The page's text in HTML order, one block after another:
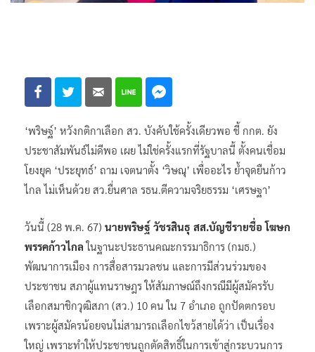
‘พริษฐ์’ หวังกติกาเลือก สว. บังคับใช้ครั้งเดียวพอ ชี้ กกต. ยัง
ประชาสัมพันธ์ไม่ดีพอ เผย ไม่ใช่ครั้งแรกที่รัฐบาลนี้ ตั้งคนเชื่อม
โยงยุค ‘ประยุทธ์’ ถาม เจตนาตั้ง ‘วิษณุ’ เพื่ออะไร ย้ำจุดยืนก้าว
ไกล ไม่เห็นด้วย สว.ยื่นศาล รธน.ตีความจริยธรรม ‘เศรษฐา’
วันนี้ (28 พ.ค. 67) นายพริษฐ์ วัชรสินธุ สส.บัญชีรายชื่อ โฆษก
พรรคก้าวไกล ในฐานะประธานคณะกรรมาธิการ (กมธ.)
พัฒนาการเมือง การสื่อสารมวลชน และการมีส่วนร่วมของ
ประชาชน สภาผู้แทนราษฎร ให้สัมภาษณ์ถึงกรณีมีผู้สมัครรับ
เลือกสมาชิกวุฒิสภา (สว.) 10 คน ใน 7 อำเภอ ถูกปัดตกรอบ
เพราะผู้สมัครน้อยจนไม่สามารถเลือกไขว้สายได้ว่า เป็นเรื่อง
ใหญ่ เพราะทำให้ประชาชนถูกตัดสิทธิ์ในการเข้าสู่กระบวนการ